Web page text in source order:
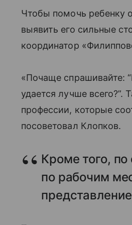
Чтобы помочь ребенку
выявить его сильные
координатор
«Почаще спрашивайте:
удается лучше
профессии, которые
посоветовал Клопков.
Кроме того, по
по рабочим